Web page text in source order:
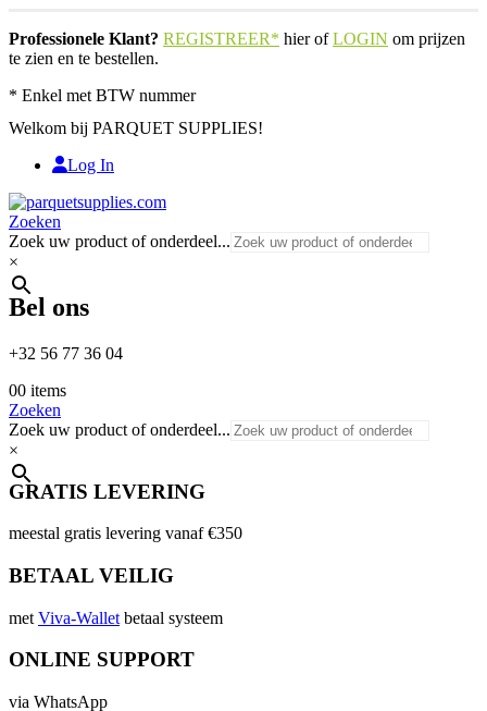
Professionele Klant? REGISTREER* hier ofLOGIN om prijzen
te zien en te bestellen.
* Enkel met BTW nummer
Welkom bij PARQUET SUPPLIES!
Log In
Zoeken
Zoek uw product of onderdeel...
×
Bel ons
+32 56 77 36 04
00 items
Zoeken
Zoek uw product of onderdeel...
×
GRATIS LEVERING
meestal gratis levering vanaf €350
BETAAL VEILIG
met Viva-Wallet betaal systeem
ONLINE SUPPORT
via WhatsApp